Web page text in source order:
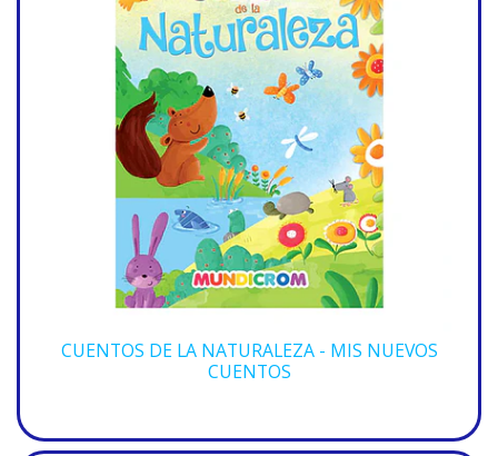
CUENTOS DE LA NATURALEZA - MIS NUEVOS
CUENTOS